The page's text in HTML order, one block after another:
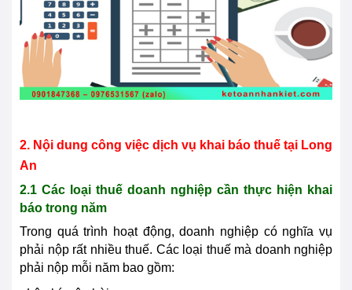
2. Nội dung công việc dịch vụ khai báo thuế tại Long
An
2.1 Các loại thuế doanh nghiệp cần thực hiện khai
báo trong năm
Trong quá trình hoạt động, doanh nghiệp có nghĩa vụ
phải nộp rất nhiều thuế. Các loại thuế mà doanh nghiệp
phải nộp mỗi năm bao gồm: